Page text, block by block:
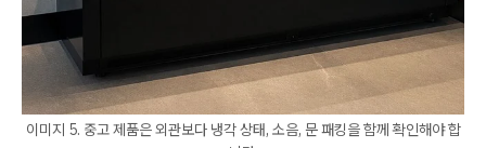
이미지 5. 중고 제품은 외관보다 냉각 상태, 소음, 문 패킹을 함께 확인해야 합